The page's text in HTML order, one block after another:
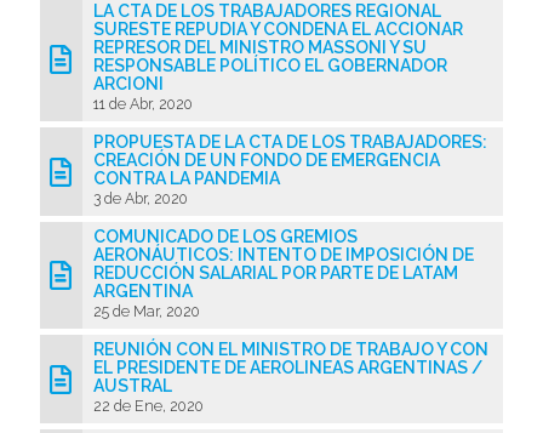
LA CTA DE LOS TRABAJADORES REGIONAL
SURESTE REPUDIA Y CONDENA EL ACCIONAR
REPRESOR DEL MINISTRO MASSONI Y SU
RESPONSABLE POLÍTICO EL GOBERNADOR
ARCIONI
11 de Abr, 2020
PROPUESTA DE LA CTA DE LOS TRABAJADORES:
CREACIÓN DE UN FONDO DE EMERGENCIA
CONTRA LA PANDEMIA
3 de Abr, 2020
COMUNICADO DE LOS GREMIOS
AERONÁUTICOS: INTENTO DE IMPOSICIÓN DE
REDUCCIÓN SALARIAL POR PARTE DE LATAM
ARGENTINA
25 de Mar, 2020
REUNIÓN CON EL MINISTRO DE TRABAJO Y CON
EL PRESIDENTE DE AEROLINEAS ARGENTINAS /
AUSTRAL
22 de Ene, 2020